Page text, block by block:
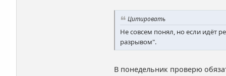
Цитировать
Не совсем понял, но если идёт
разрывом".
В понедельник проверю